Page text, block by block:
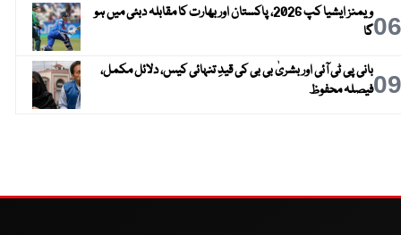
06
ویمنز ایشیا کپ 2026، پاکستان اور بھارت کا مقابلہ دبئی میں ہو
گا
09بانی پی ٹی آئی اور بشریٰ بی بی کی قیدِ تنہائی کیس، دلائل مکمل،
فیصلہ محفوظ